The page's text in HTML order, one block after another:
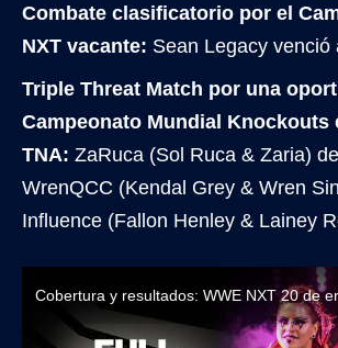
Combate clasificatorio por el
NXT vacante: Sean Legacy venció
Triple Threat Match por una
Campeonato Mundial Knockouts
TNA: ZaRuca (Sol Ruca & Zaria)
WrenQCC (Kendal Grey & Wren
Influence (Fallon Henley & Lainey
Cobertura y resultados: WWE NXT 20 de